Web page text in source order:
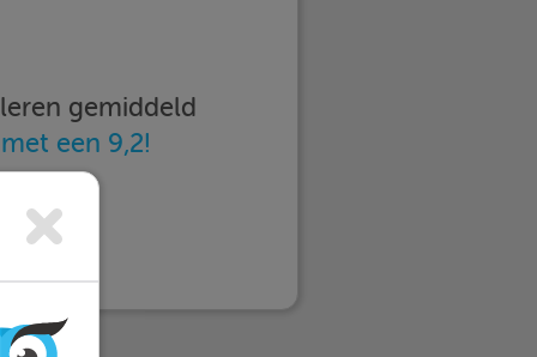
gemiddeld
met een 9,2!